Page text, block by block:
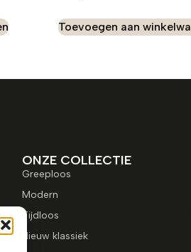
Toevoegen aan
ONZE COLLECTIE
Greeploos
Modern
Tijdloos
Nieuw klassiek